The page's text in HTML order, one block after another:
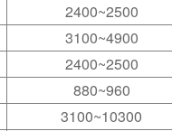
2400~2500
3100~4900
2400~2500
880~960
3100~10300